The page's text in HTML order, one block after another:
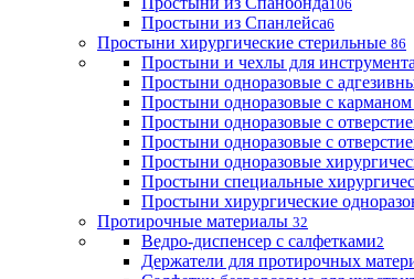
106
Простыни из Спанлейса6
Простыни хирургические стерильные 86
Простыни и чехлы для
Простыни одноразовые с
Простыни одноразовые с
Простыни одноразовые с
Простыни одноразовые с
Простыни одноразовые
Простыни специальные
Простыни хирургические
Протирочные материалы 32
Ведро-диспенсер с салфетками2
Держатели для протирочных